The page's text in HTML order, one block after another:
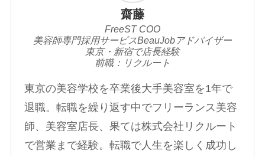
齋藤
FreeST COO
美容師専門採用サービスBeauJobアドバイザー
東京・新宿で店長経験
前職：リクルート
東京の美容学校を卒業後大手美容室を1年で
退職。転職を繰り返す中でフリーランス美容
師、美容室店長、果ては株式会社リクルート
で営業まで経験。転職で人生を楽しく成功し